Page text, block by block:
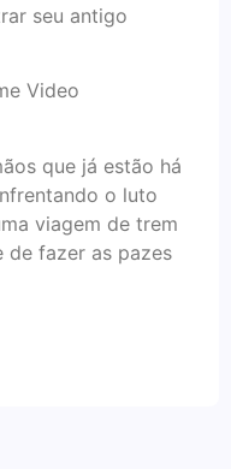
seu antigo
Video
que já estão há
o luto
viagem de trem
de fazer as pazes